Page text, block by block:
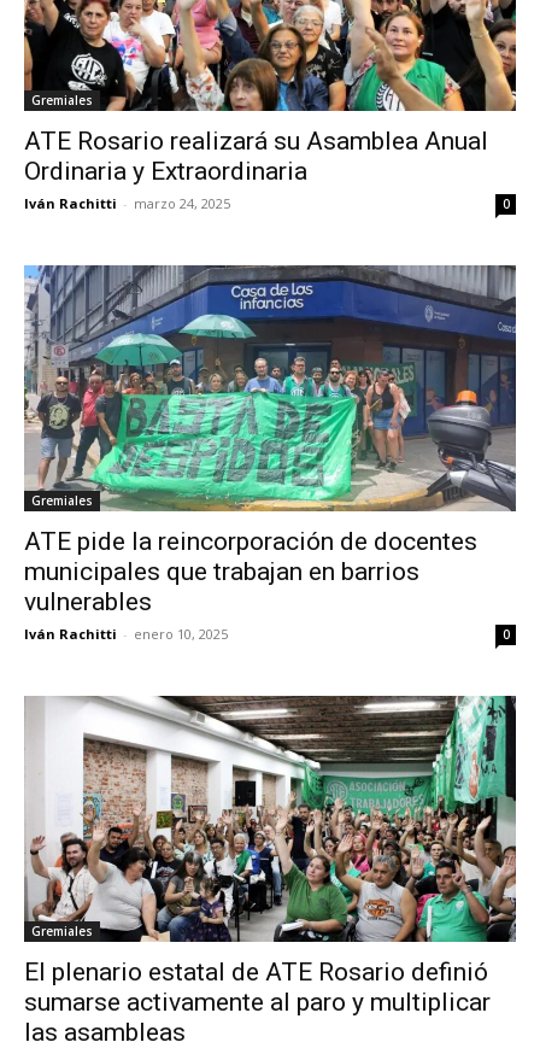
Gremiales
ATE Rosario realizará su Asamblea Anual
Ordinaria y Extraordinaria
Iván Rachitti - marzo 24, 2025 0
Gremiales
ATE pide la reincorporación de docentes
municipales que trabajan en barrios
vulnerables
Iván Rachitti - enero 10, 2025 0
Gremiales
El plenario estatal de ATE Rosario definió
sumarse activamente al paro y multiplicar
las asambleas